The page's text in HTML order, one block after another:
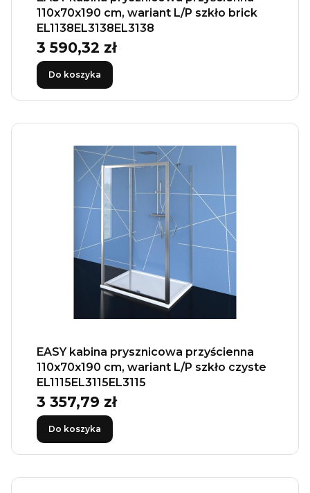
110x70x190 cm, wariant L/P szkło brick
EL1138EL3138EL3138
Cena
3 590,32 zł
Do koszyka
EASY kabina prysznicowa przyścienna
110x70x190 cm, wariant L/P szkło czyste
EL1115EL3115EL3115
Cena
3 357,79 zł
Do koszyka